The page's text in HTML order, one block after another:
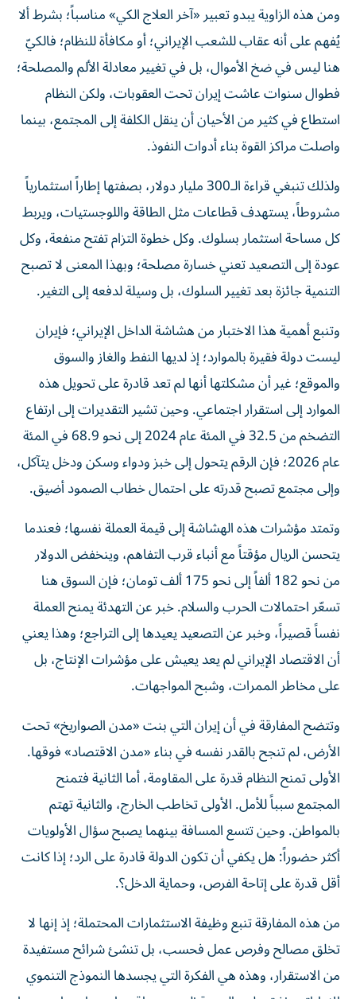
ومن هذه الزاوية يبدو تعبير «آخر العلاج الكي» مناسباً؛ بشرط ألا
يُفهم على أنه عقاب للشعب الإيراني؛ أو مكافأة للنظام؛ فالكيّ
هنا ليس في ضخ الأموال، بل في تغيير معادلة الألم والمصلحة؛
فطوال سنوات عاشت إيران تحت العقوبات، ولكن النظام
استطاع في كثير من الأحيان أن ينقل الكلفة إلى المجتمع، بينما
واصلت مراكز القوة بناء أدوات النفوذ.
ولذلك تنبغي قراءة الـ300 مليار دولار، بصفتها إطاراً استثمارياً
مشروطاً، يستهدف قطاعات مثل الطاقة واللوجستيات، ويربط
كل مساحة استثمار بسلوك. وكل خطوة التزام تفتح منفعة، وكل
عودة إلى التصعيد تعني خسارة مصلحة؛ وبهذا المعنى لا تصبح
التنمية جائزة بعد تغيير السلوك، بل وسيلة لدفعه إلى التغير.
وتنبع أهمية هذا الاختبار من هشاشة الداخل الإيراني؛ فإيران
ليست دولة فقيرة بالموارد؛ إذ لديها النفط والغاز والسوق
والموقع؛ غير أن مشكلتها أنها لم تعد قادرة على تحويل هذه
الموارد إلى استقرار اجتماعي. وحين تشير التقديرات إلى ارتفاع
التضخم من 32.5 في المئة عام 2024 إلى نحو 68.9 في المئة
عام 2026؛ فإن الرقم يتحول إلى خبز ودواء وسكن ودخل يتآكل،
وإلى مجتمع تصبح قدرته على احتمال خطاب الصمود أضيق.
وتمتد مؤشرات هذه الهشاشة إلى قيمة العملة نفسها؛ فعندما
يتحسن الريال مؤقتاً مع أنباء قرب التفاهم، وينخفض الدولار
من نحو 182 ألفاً إلى نحو 175 ألف تومان؛ فإن السوق هنا
تسعّر احتمالات الحرب والسلام. خبر عن التهدئة يمنح العملة
نفساً قصيراً، وخبر عن التصعيد يعيدها إلى التراجع؛ وهذا يعني
أن الاقتصاد الإيراني لم يعد يعيش على مؤشرات الإنتاج، بل
على مخاطر الممرات، وشبح المواجهات.
وتتضح المفارقة في أن إيران التي بنت «مدن الصواريخ» تحت
الأرض، لم تنجح بالقدر نفسه في بناء «مدن الاقتصاد» فوقها.
الأولى تمنح النظام قدرة على المقاومة، أما الثانية فتمنح
المجتمع سبباً للأمل. الأولى تخاطب الخارج، والثانية تهتم
بالمواطن. وحين تتسع المسافة بينهما يصبح سؤال الأولويات
أكثر حضوراً: هل يكفي أن تكون الدولة قادرة على الرد؛ إذا كانت
أقل قدرة على إتاحة الفرص، وحماية الدخل؟.
من هذه المفارقة تنبع وظيفة الاستثمارات المحتملة؛ إذ إنها لا
تخلق مصالح وفرص عمل فحسب، بل تنشئ شرائح مستفيدة
من الاستقرار، وهذه هي الفكرة التي يجسدها النموذج التنموي